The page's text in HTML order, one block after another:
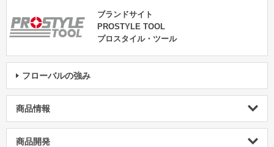
ブランドサイト
PROSTYLE TOOL
プロスタイル・ツール
フローバルの強み
商品情報
商品開発